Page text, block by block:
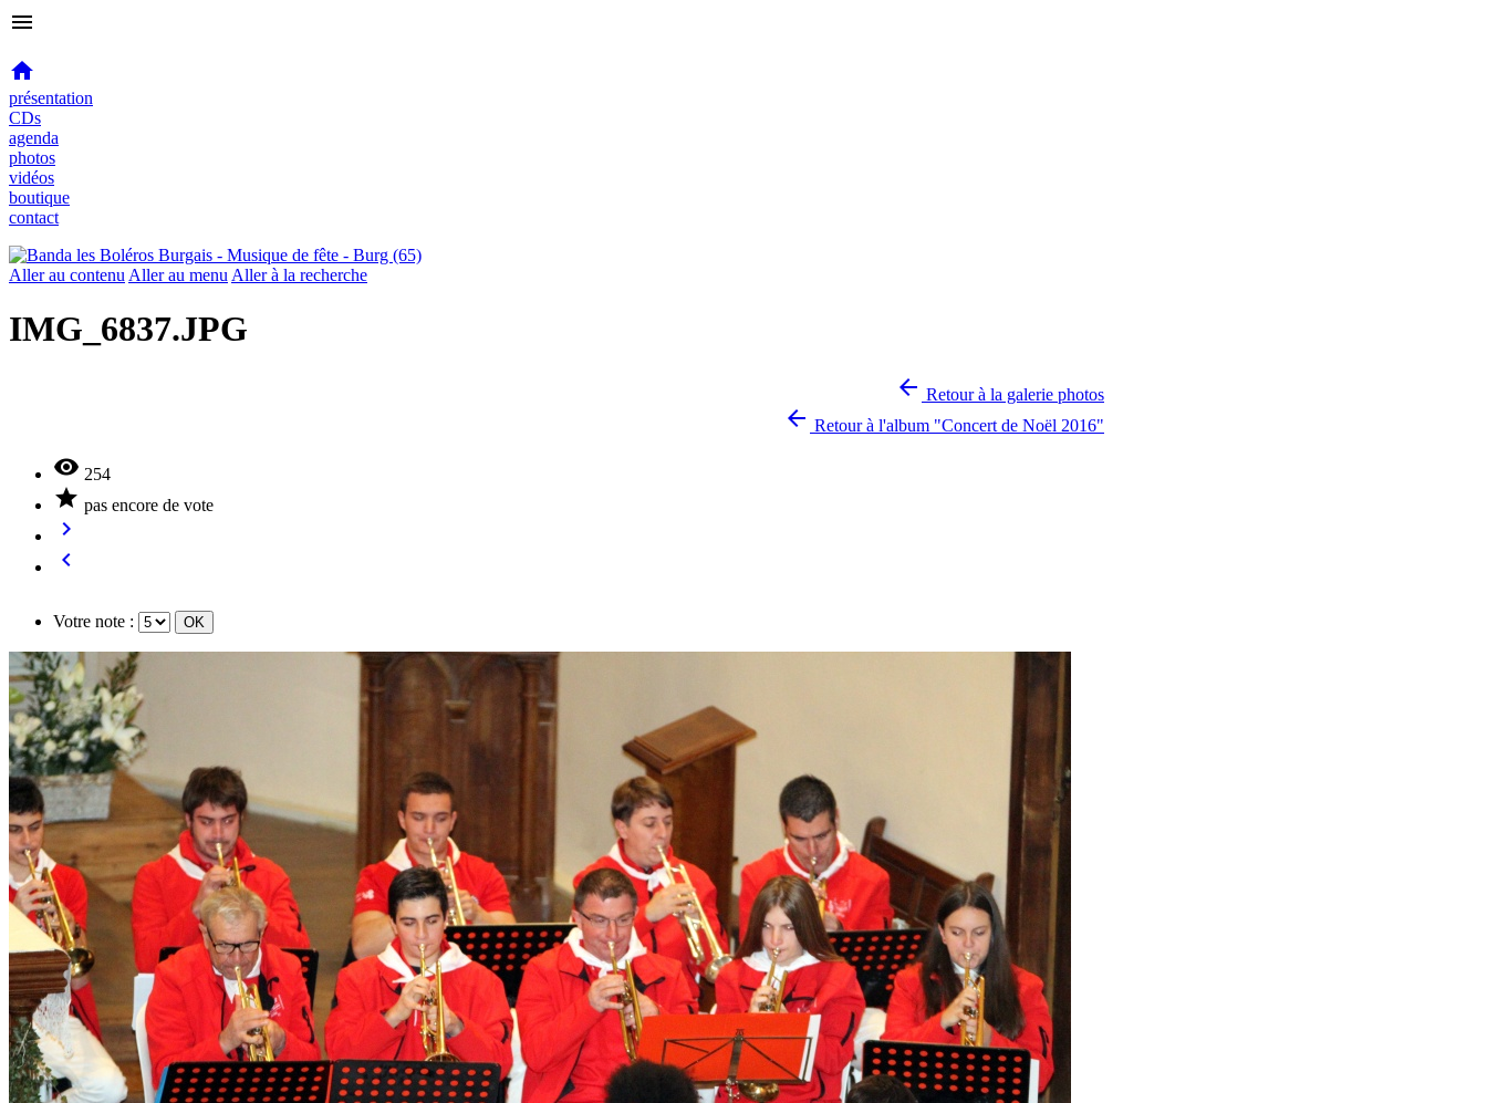
menu

présentation
CDs
agenda
photos
vidéos
boutique
contact
Aller au contenu Aller au menu Aller à la recherche
IMG_6837.JPG
 Retour à la galerie photos
 Retour à l'album "Concert de Noël 2016"
 254
 pas encore de vote


Votre note :